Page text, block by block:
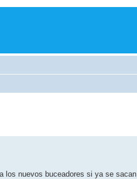
nuevos buceadores si ya se